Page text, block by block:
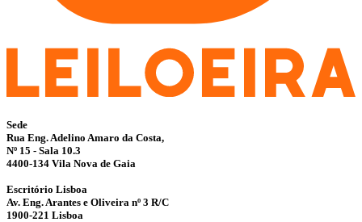
Sede
Rua Eng. Adelino Amaro da Costa,
Nº 15 - Sala 10.3
4400-134 Vila Nova de Gaia
Escritório Lisboa
Av. Eng. Arantes e Oliveira nº 3 R/C
1900-221 Lisboa